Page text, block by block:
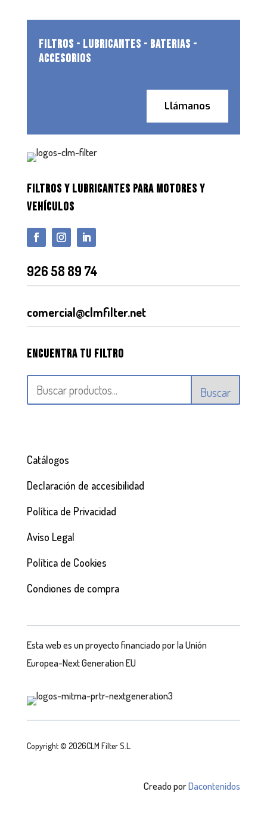
FILTROS - LUBRICANTES - BATERIAS -
ACCESORIOS
Llámanos
FILTROS Y LUBRICANTES PARA MOTORES Y
VEHÍCULOS
926 58 89 74
comercial@clmfilter.net
Encuentra tu filtro
Buscar
Catálogos
Declaración de accesibilidad
Política de Privacidad
Aviso Legal
Política de Cookies
Condiones de compra
Esta web es un proyecto financiado por la Unión
Europea-Next Generation EU
Copyright © 2026CLM Filter S.L.
Creado porDacontenidos